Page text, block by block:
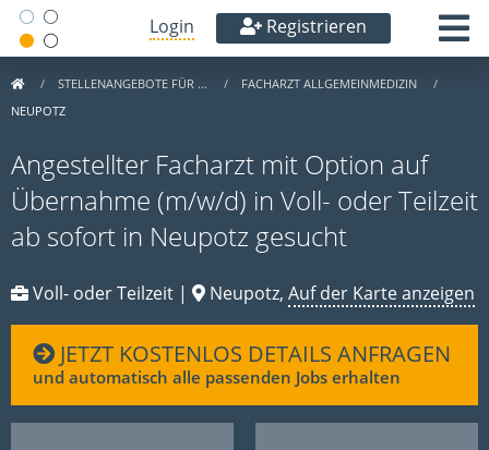
Login Registrieren
STELLENANGEBOTE FÜR …
FACHARZT ALLGEMEINMEDIZIN
NEUPOTZ
Angestellter Facharzt mit Option auf
Übernahme (m/w/d) in Voll- oder Teilzeit
ab sofort in Neupotz gesucht
Voll- oder Teilzeit | Neupotz, Auf der Karte anzeigen
JETZT KOSTENLOS DETAILS ANFRAGEN
und automatisch alle passenden Jobs erhalten